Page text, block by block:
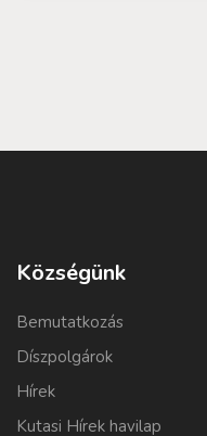
Községünk
Bemutatkozás
Díszpolgárok
Hírek
Kutasi Hírek havilap